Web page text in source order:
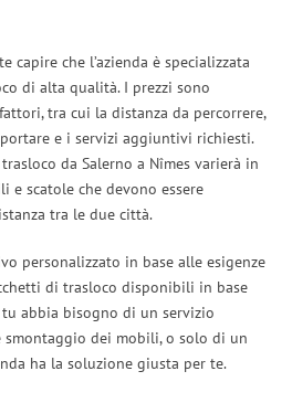
capire che l’azienda è specializzata
di alta qualità. I prezzi sono
tra cui la distanza da percorrere,
e i servizi aggiuntivi richiesti.
da Salerno a Nîmes varierà in
e scatole che devono essere
tra le due città.
personalizzato in base alle esigenze
di trasloco disponibili in base
tu abbia bisogno di un servizio
dei mobili, o solo di un
ha la soluzione giusta per te.